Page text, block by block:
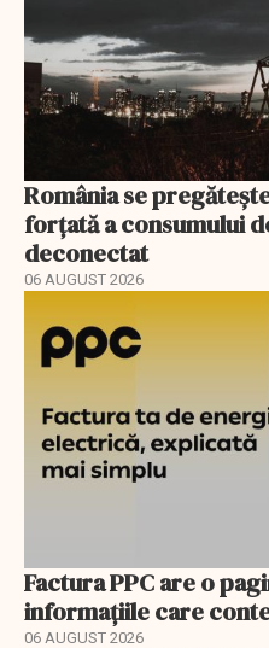
România se
forțată a consumului
deconectat
06 AUGUST 2026
Factura PPC are o
informațiile care
06 AUGUST 2026